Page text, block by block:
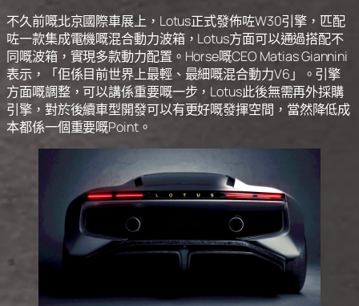
不久前嘅北京國際車展上，Lotus正式發佈咗W30引擎，匹配
咗一款集成電機嘅混合動力波箱，Lotus方面可以通過搭配不
同嘅波箱，實現多款動力配置。Horse嘅CEO Matias Giannini
表示，「佢係目前世界上最輕、最細嘅混合動力V6」。引擎
方面嘅調整，可以講係重要嘅一步，Lotus此後無需再外採購
引擎，對於後續車型開發可以有更好嘅發揮空間，當然降低成
本都係一個重要嘅Point。